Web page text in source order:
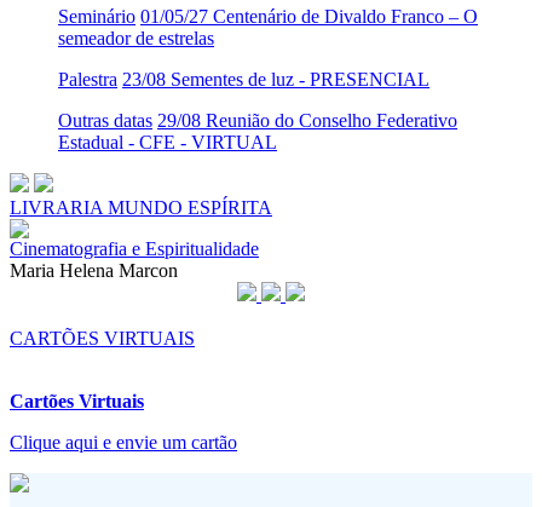
Seminário 01/05/27 Centenário de Divaldo Franco – O
semeador de estrelas
Palestra 23/08 Sementes de luz - PRESENCIAL
Outras datas 29/08 Reunião do Conselho Federativo
Estadual - CFE - VIRTUAL
LIVRARIA MUNDO ESPÍRITA
Cinematografia e Espiritualidade
Maria Helena Marcon
CARTÕES VIRTUAIS
Cartões Virtuais
Clique aqui e envie um cartão